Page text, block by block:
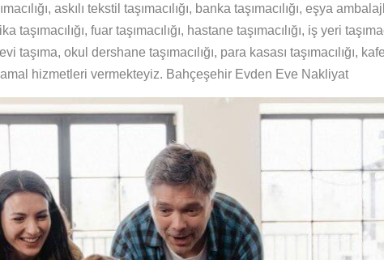
askılı tekstil taşımacılığı, banka taşımacılığı, eşya
fuar taşımacılığı, hastane taşımacılığı, iş yeri
taşıma, okul dershane taşımacılığı, para kasası taşımacılığı,
hizmetleri vermekteyiz. Bahçeşehir Evden Eve Nakliyat